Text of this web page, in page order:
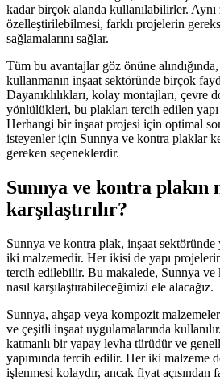
kadar birçok alanda kullanılabilirler. Aynı
özelleştirilebilmesi, farklı projelerin
sağlamalarını sağlar.
Tüm bu avantajlar göz önüne
kullanmanın inşaat sektöründe birçok
Dayanıklılıkları, kolay montajları, çevre
yönlülükleri, bu plakları tercih edilen
Herhangi bir inşaat projesi için optimal
isteyenler için Sunnya ve kontra plaklar
gereken seçeneklerdir.
Sunnya ve kontra plakın
karşılaştırılır?
Sunnya ve kontra plak, inşaat sektöründe
iki malzemedir. Her ikisi de yapı
tercih edilebilir. Bu makalede, Sunnya ve
nasıl karşılaştırabileceğimizi ele alacağız.
Sunnya, ahşap veya kompozit
ve çeşitli inşaat uygulamalarında
katmanlı bir yapay levha türüdür ve
yapımında tercih edilir. Her iki malzeme
işlenmesi kolaydır, ancak fiyat açısından